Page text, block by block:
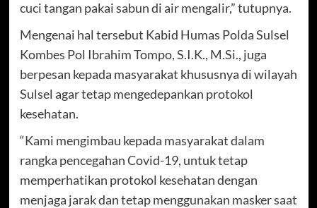
cuci tangan pakai sabun di air mengalir,” tutupnya.
Mengenai hal tersebut Kabid Humas Polda Sulsel
Kombes Pol Ibrahim Tompo, S.I.K., M.Si., juga
berpesan kepada masyarakat khususnya di wilayah
Sulsel agar tetap mengedepankan protokol
kesehatan.
“Kami mengimbau kepada masyarakat dalam
rangka pencegahan Covid-19, untuk tetap
memperhatikan protokol kesehatan dengan
menjaga jarak dan tetap menggunakan masker saat